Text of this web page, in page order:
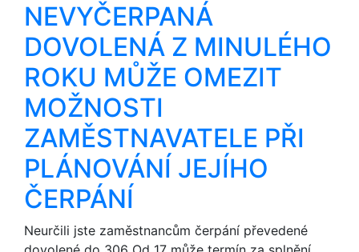
NEVYČERPANÁ
DOVOLENÁ Z MINULÉHO
ROKU MŮŽE OMEZIT
MOŽNOSTI
ZAMĚSTNAVATELE PŘI
PLÁNOVÁNÍ JEJÍHO
ČERPÁNÍ
Neurčili jste zaměstnancům čerpání převedené